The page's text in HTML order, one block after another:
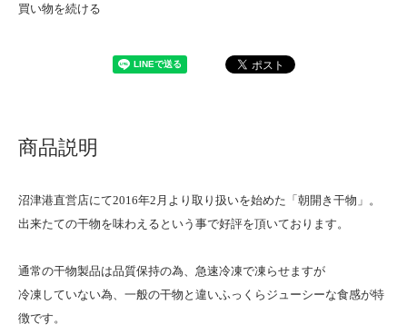
買い物を続ける
商品説明
沼津港直営店にて2016年2月より取り扱いを始めた「朝開き干物」。
出来たての干物を味わえるという事で好評を頂いております。
通常の干物製品は品質保持の為、急速冷凍で凍らせますが
冷凍していない為、一般の干物と違いふっくらジューシーな食感が特
徴です。